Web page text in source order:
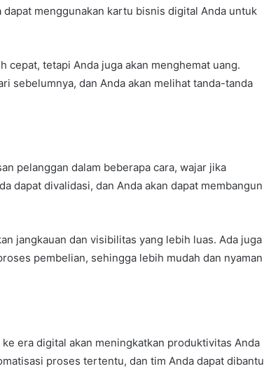
menggunakan kartu bisnis digital Anda untuk
cepat, tetapi Anda juga akan menghemat uang.
sebelumnya, dan Anda akan melihat tanda-tanda
pelanggan dalam beberapa cara, wajar jika
dapat divalidasi, dan Anda akan dapat membangun
jangkauan dan visibilitas yang lebih luas. Ada juga
pembelian, sehingga lebih mudah dan nyaman
era digital akan meningkatkan produktivitas Anda
proses tertentu, dan tim Anda dapat dibantu